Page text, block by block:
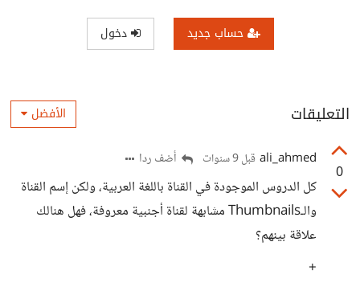
حساب جديد دخول
التعليقات الأفضل
0
ali_ahmed قبل 9 سنوات أضف ردا
كل الدروس الموجودة في القناة باللغة العربية، ولكن إسم القناة
والـThumbnails مشابهة لقناة أجنبية معروفة، فهل هنالك
علاقة بينهم؟
+